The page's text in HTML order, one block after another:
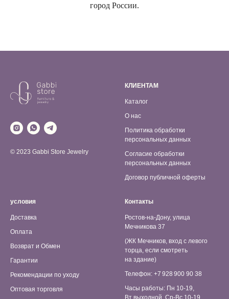
город России.
© 2023 Gabbi Store Jewelry
КЛИЕНТАМ
Каталог
О нас
Политика обработки
персональных данных
Согласие обработки
персональных данных
Договор публичной оферты
условия
Доставка
Оплата
Возврат и Обмен
Гарантии
Рекомендации по уходу
Оптовая торговля
Контакты
Ростов-на-Дону, улица
Мечникова 37
(ЖК Мечников, вход с левого
торца, если смотреть
на здание)
Телефон: +7 928 900 90 38
Часы работы: Пн 10-19,
Вт выходной, Ср-Вс 10-19